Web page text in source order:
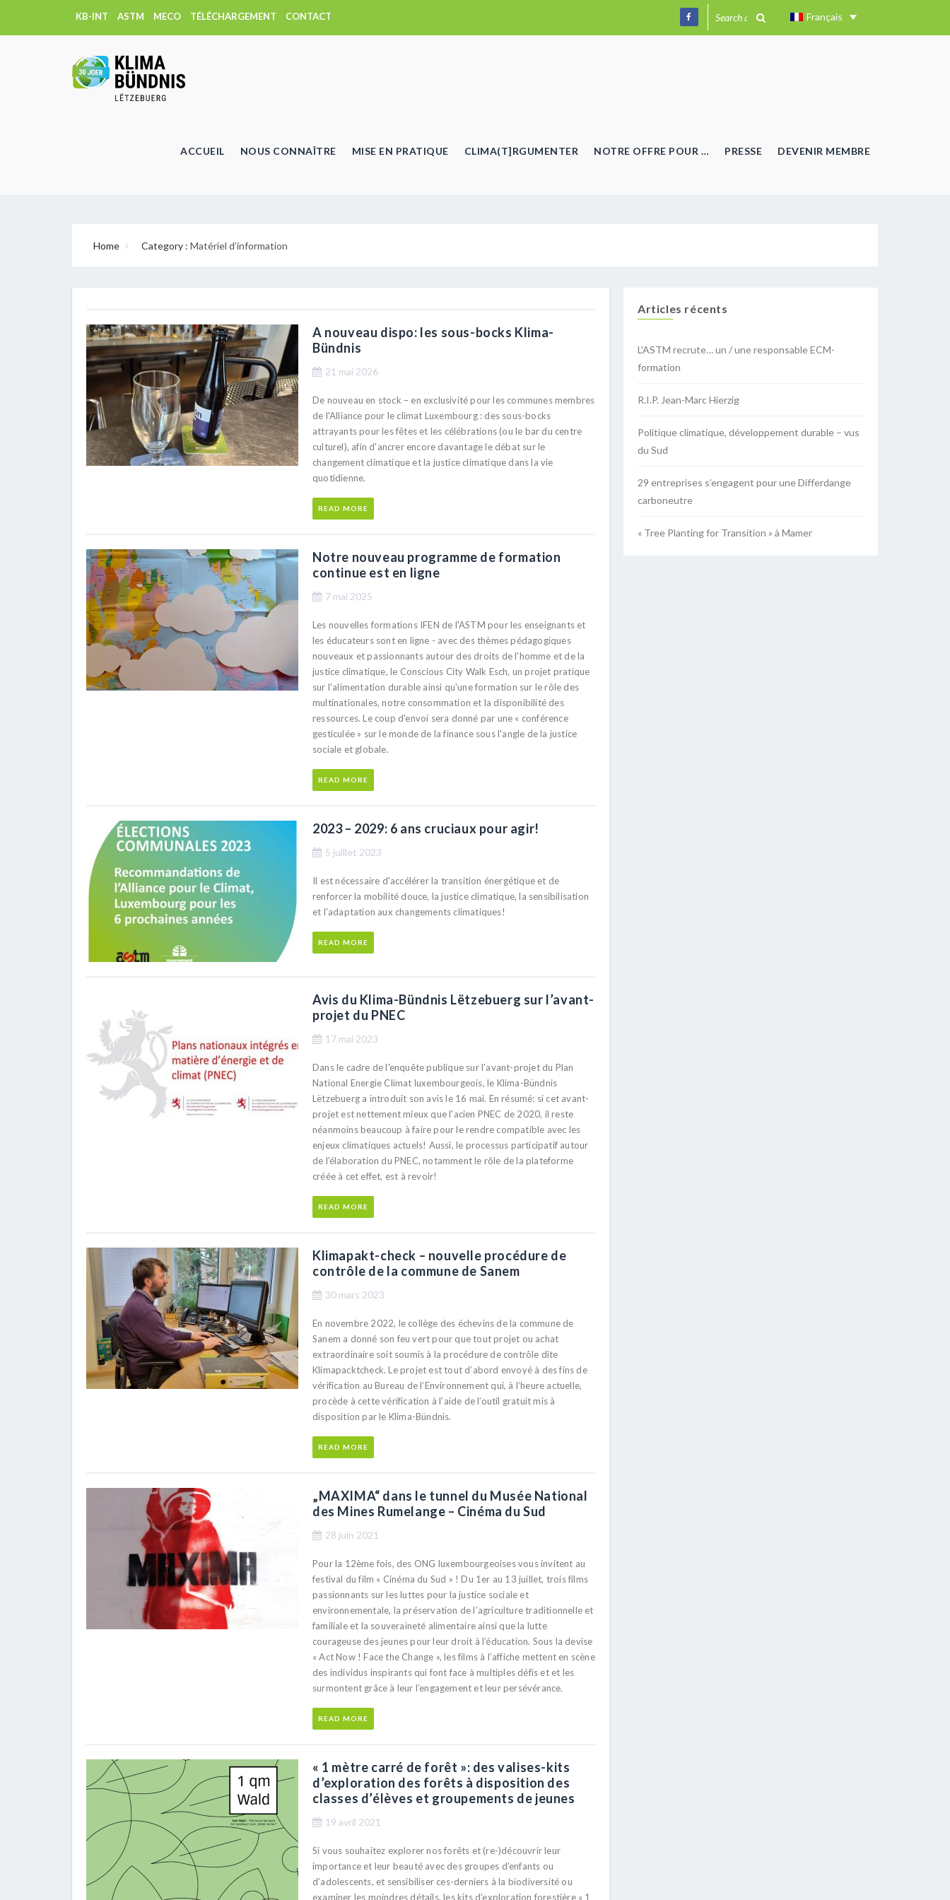
KB-INT ASTM MECO TÉLÉCHARGEMENT CONTACT Français
ACCUEIL NOUS CONNAÎTRE MISE EN PRATIQUE CLIMA(T]RGUMENTER NOTRE OFFRE POUR … PRESSE DEVENIR MEMBRE
Home Category : Matériel d’information
A nouveau dispo: les sous-bocks Klima-
Bündnis
21 mai 2026
De nouveau en stock – en exclusivité pour les communes membres
de l'Alliance pour le climat Luxembourg : des sous-bocks
attrayants pour les fêtes et les célébrations (ou le bar du centre
culturel), afin d'ancrer encore davantage le débat sur le
changement climatique et la justice climatique dans la vie
quotidienne.
READ MORE
Notre nouveau programme de formation
continue est en ligne
7 mai 2025
Les nouvelles formations IFEN de l'ASTM pour les enseignants et
les éducateurs sont en ligne - avec des thèmes pédagogiques
nouveaux et passionnants autour des droits de l'homme et de la
justice climatique, le Conscious City Walk Esch, un projet pratique
sur l'alimentation durable ainsi qu'une formation sur le rôle des
multinationales, notre consommation et la disponibilité des
ressources. Le coup d'envoi sera donné par une « conférence
gesticulée » sur le monde de la finance sous l'angle de la justice
sociale et globale.
READ MORE
2023 – 2029: 6 ans cruciaux pour agir!
5 juillet 2023
Il est nécessaire d'accélérer la transition énergétique et de
renforcer la mobilité douce, la justice climatique, la sensibilisation
et l'adaptation aux changements climatiques!
READ MORE
Avis du Klima-Bündnis Lëtzebuerg sur l’avant-
projet du PNEC
17 mai 2023
Dans le cadre de l'enquête publique sur l'avant-projet du Plan
National Energie Climat luxembourgeois, le Klima-Bündnis
Lëtzebuerg a introduit son avis le 16 mai. En résumé: si cet avant-
projet est nettement mieux que l'acien PNEC de 2020, il reste
néanmoins beaucoup à faire pour le rendre compatible avec les
enjeux climatiques actuels! Aussi, le processus participatif autour
de l'élaboration du PNEC, notamment le rôle de la plateforme
créée à cet effet, est à revoir!
READ MORE
Klimapakt-check – nouvelle procédure de
contrôle de la commune de Sanem
30 mars 2023
En novembre 2022, le collège des échevins de la commune de
Sanem a donné son feu vert pour que tout projet ou achat
extraordinaire soit soumis à la procédure de contrôle dite
Klimapacktcheck. Le projet est tout d’abord envoyé à des fins de
vérification au Bureau de l’Environnement qui, à l’heure actuelle,
procède à cette vérification à l’aide de l’outil gratuit mis à
disposition par le Klima-Bündnis.
READ MORE
„MAXIMA“ dans le tunnel du Musée National
des Mines Rumelange – Cinéma du Sud
28 juin 2021
Pour la 12ème fois, des ONG luxembourgeoises vous invitent au
festival du film « Cinéma du Sud » ! Du 1er au 13 juillet, trois films
passionnants sur les luttes pour la justice sociale et
environnementale, la préservation de l’agriculture traditionnelle et
familiale et la souveraineté alimentaire ainsi que la lutte
courageuse des jeunes pour leur droit à l’éducation. Sous la devise
« Act Now ! Face the Change », les films à l’affiche mettent en scène
des individus inspirants qui font face à multiples défis et et les
surmontent grâce à leur l’engagement et leur persévérance.
READ MORE
« 1 mètre carré de forêt »: des valises-kits
d’exploration des forêts à disposition des
classes d’élèves et groupements de jeunes
19 avril 2021
Si vous souhaitez explorer nos forêts et (re-)découvrir leur
importance et leur beauté avec des groupes d’enfants ou
d’adolescents, et sensibiliser ces-derniers à la biodiversité ou
examiner les moindres détails, les kits d’exploration forestière « 1
Articles récents
L’ASTM recrute… un / une responsable ECM-
formation
R.I.P. Jean-Marc Hierzig
Politique climatique, développement durable – vus
du Sud
29 entreprises s’engagent pour une Differdange
carboneutre
« Tree Planting for Transition » à Mamer